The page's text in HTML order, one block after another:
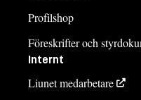
Profilshop
Föreskrifter och
Internt
Liunet medarbetare